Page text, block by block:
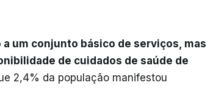
um conjunto básico de serviços, mas
de cuidados de saúde de
2,4% da população manifestou